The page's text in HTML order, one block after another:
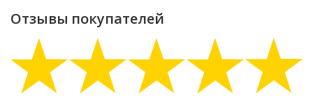
Отзывы покупателей